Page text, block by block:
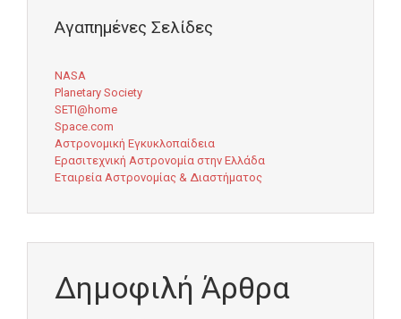
Αγαπημένες Σελίδες
NASA
Planetary Society
SETI@home
Space.com
Αστρονομική Εγκυκλοπαίδεια
Ερασιτεχνική Αστρονομία στην Ελλάδα
Εταιρεία Αστρονομίας & Διαστήματος
Δημοφιλή Άρθρα